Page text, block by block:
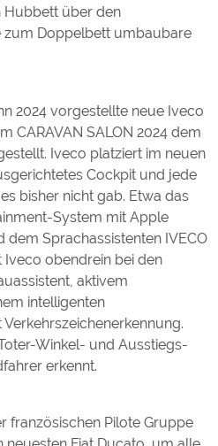
Hubbett über den
zum Doppelbett umbaubare
2024 vorgestellte neue Iveco
CARAVAN SALON 2024 dem
Iveco platziert im neuen
Cockpit und jede
bisher nicht gab. Etwa das
System mit Apple
Sprachassistenten IVECO
Iveco obendrein bei den
aktivem
intelligenten
Winkel- und Ausstiegs-
erkennt.
französischen Pilote Gruppe